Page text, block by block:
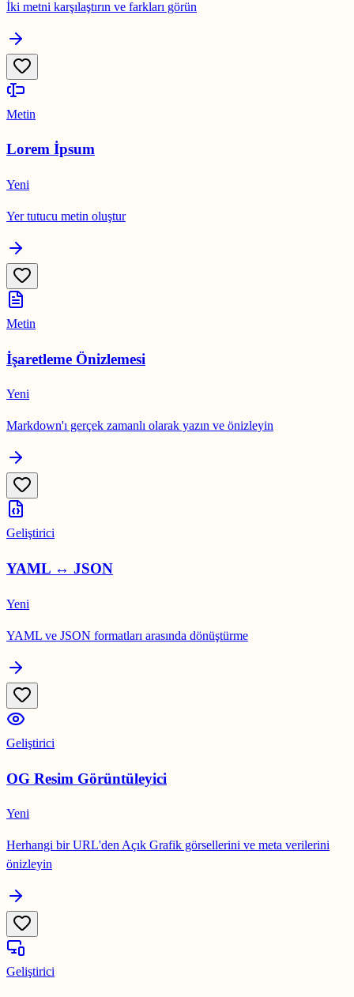
İki metni karşılaştırın ve farkları görün
Metin
Lorem İpsum
Yeni
Yer tutucu metin oluştur
Metin
İşaretleme Önizlemesi
Yeni
Markdown'ı gerçek zamanlı olarak yazın ve önizleyin
Geliştirici
YAML ↔ JSON
Yeni
YAML ve JSON formatları arasında dönüştürme
Geliştirici
OG Resim Görüntüleyici
Yeni
Herhangi bir URL'den Açık Grafik görsellerini ve meta verilerini
önizleyin
Geliştirici